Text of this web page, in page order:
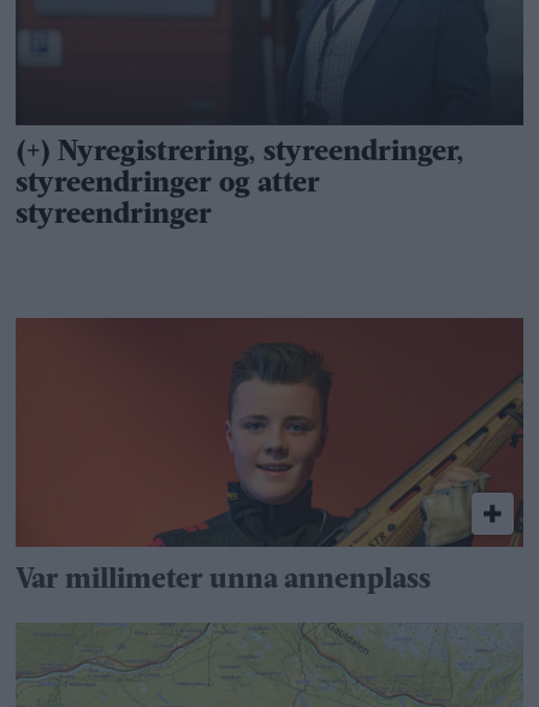
Var millimeter unna annenplass